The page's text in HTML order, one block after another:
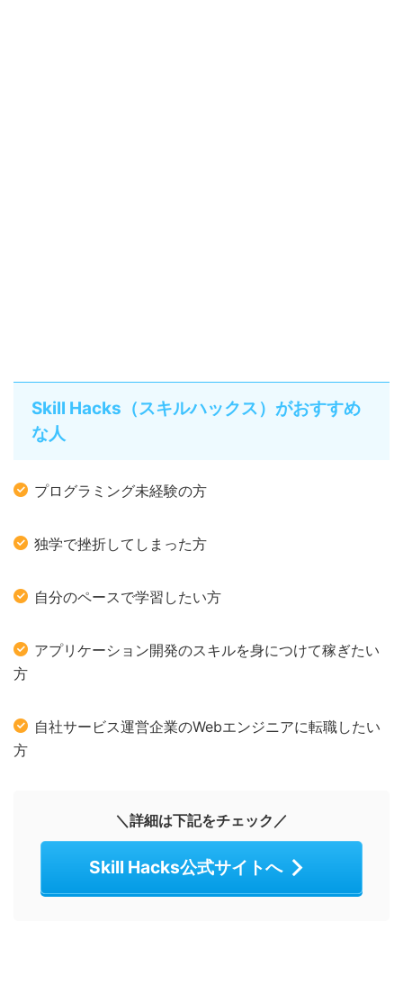
Skill Hacks（スキルハックス）がおすすめ
な人
プログラミング未経験の方
独学で挫折してしまった方
自分のペースで学習したい方
アプリケーション開発のスキルを身につけて稼ぎたい
方
自社サービス運営企業のWebエンジニアに転職したい
方
＼詳細は下記をチェック／
Skill Hacks公式サイトへ